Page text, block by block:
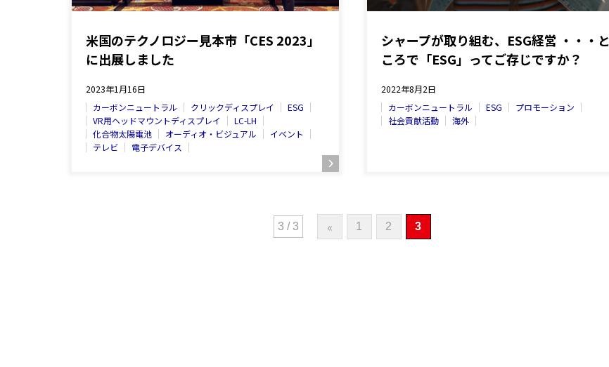
米国のテクノロジー見本市「CES 2023」
に出展しました
2023年1月16日
カーボンニュートラル
クリックディスプレイ
ESG
VR用ヘッドマウントディスプレイ
LC-LH
化合物太陽電池
オーディオ・ビジュアル
イベント
テレビ
電子デバイス
シャープが取り組む、ESG経営 ・・・と
ころで「ESG」ってご存じですか？
2022年8月2日
カーボンニュートラル
ESG
プロモーション
社会貢献活動
海外
3 / 3 « 1 2 3